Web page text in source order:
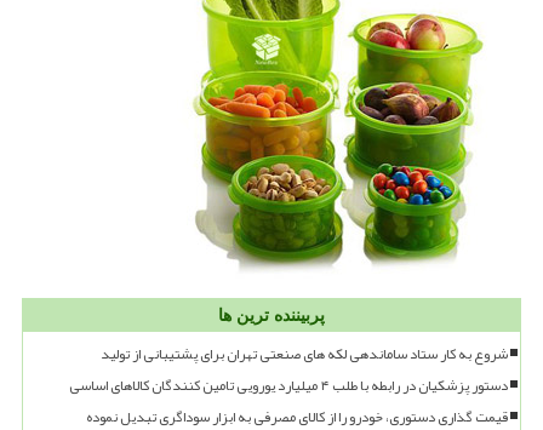
پربیننده ترین ها
شروع به کار ستاد ساماندهی لکه های صنعتی تهران برای پشتیبانی از تولید
دستور پزشکیان در رابطه با طلب ۴ میلیارد یورویی تامین کنندگان کالاهای اساسی
قیمت گذاری دستوری، خودرو را از کالای مصرفی به ابزار سوداگری تبدیل نموده